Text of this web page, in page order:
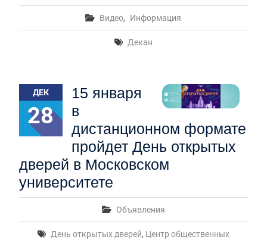
Видео, Информация
Декан
ДЕК
28
15 января
в
дистанционном формате
пройдет День открытых
дверей в Московском
университете
Объявления
День открытых дверей, Центр общественных